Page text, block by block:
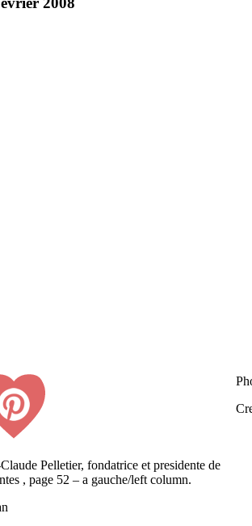
Pelletier, fondatrice et presidente de
, page 52 – a gauche/left column.